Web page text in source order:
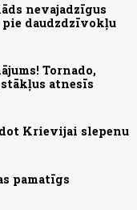
nevajadzīgus
pie daudzdzīvokļu
Tornado,
atnesīs
Krievijai slepenu
pamatīgs